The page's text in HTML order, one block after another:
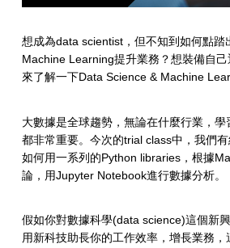
想成為data scientist，但不知到如何點踏
Machine Learning提升業務？想裝備自
來了解一下Data Science & Machine
大數據是全球趨勢，無論在什麼行業，
都非常重要。今次的trial class中，我們
如何用一系列的Python libraries，根據
論，用Jupyter Notebook進行數據分析。
假如你對數據科學(data science)這個新
用新科技助長你的工作效率，增長業務